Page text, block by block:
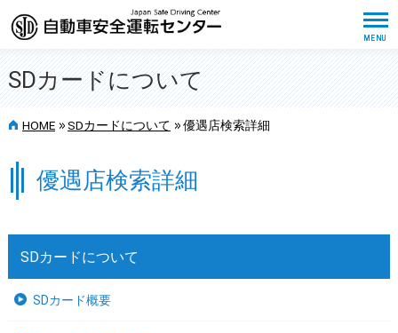
SDカードについて
HOME >> SDカードについて >> 優遇店検索詳細
優遇店検索詳細
SDカードについて
SDカード概要